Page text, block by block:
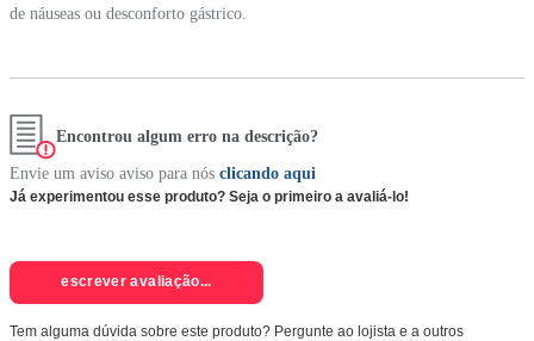
de náuseas ou desconforto gástrico.
Encontrou algum erro na descrição?
Envie um aviso aviso para nós clicando aqui
Já experimentou esse produto? Seja o primeiro a avaliá-lo!
escrever avaliação...
Tem alguma dúvida sobre este produto? Pergunte ao lojista e a outros